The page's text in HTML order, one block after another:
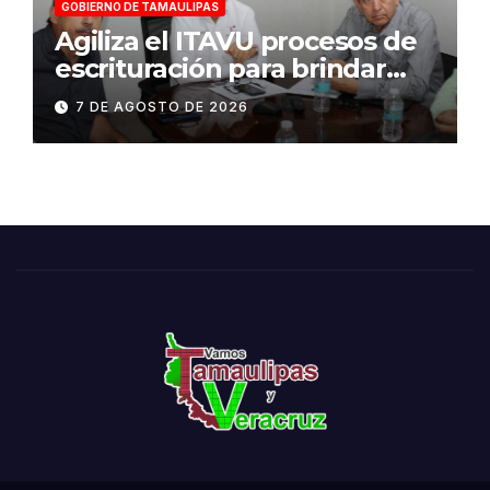
GOBIERNO DE TAMAULIPAS
Agiliza el ITAVU procesos de
escrituración para brindar
certeza patrimonial a más
familias de Tamaulipas
7 DE AGOSTO DE 2026